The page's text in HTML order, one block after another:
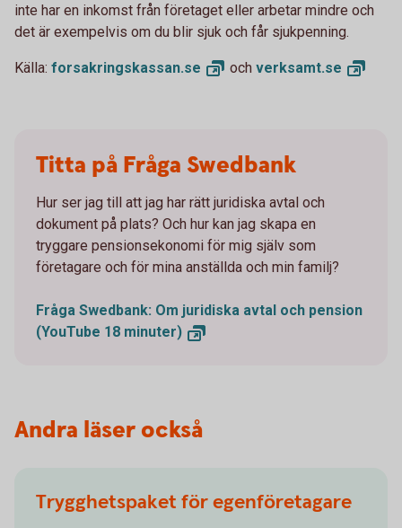
inte har en inkomst från företaget eller arbetar mindre och
det är exempelvis om du blir sjuk och får sjukpenning.
Källa: forsakringskassan.se och verksamt.se
Titta på Fråga Swedbank
Hur ser jag till att jag har rätt juridiska avtal och
dokument på plats? Och hur kan jag skapa en
tryggare pensionsekonomi för mig själv som
företagare och för mina anställda och min familj?
Fråga Swedbank: Om juridiska avtal och pension
(YouTube 18 minuter)
Andra läser också
Trygghetspaket för egenföretagare